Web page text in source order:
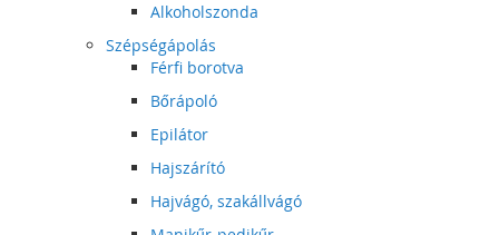
Alkoholszonda
Szépségápolás
Férfi borotva
Bőrápoló
Epilátor
Hajszárító
Hajvágó, szakállvágó